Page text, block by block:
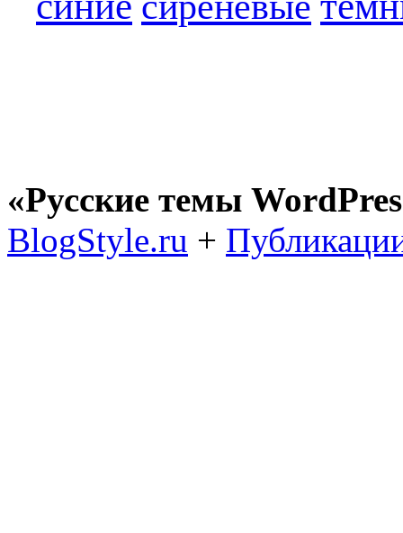
«Русские темы
BlogStyle.ru +